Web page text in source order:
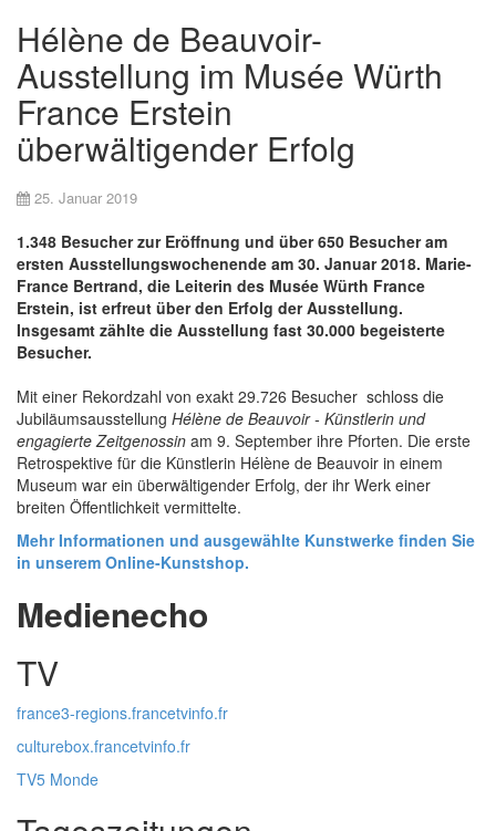
Hélène de Beauvoir-
Ausstellung im Musée Würth
France Erstein
überwältigender Erfolg
25. Januar 2019
1.348 Besucher zur Eröffnung und über 650 Besucher am
ersten Ausstellungswochenende am 30. Januar 2018. Marie-
France Bertrand, die Leiterin des Musée Würth France
Erstein, ist erfreut über den Erfolg der Ausstellung.
Insgesamt zählte die Ausstellung fast 30.000 begeisterte
Besucher.
Mit einer Rekordzahl von exakt 29.726 Besucher schloss die
Jubiläumsausstellung Hélène de Beauvoir - Künstlerin und
engagierte Zeitgenossin am 9. September ihre Pforten. Die erste
Retrospektive für die Künstlerin Hélène de Beauvoir in einem
Museum war ein überwältigender Erfolg, der ihr Werk einer
breiten Öffentlichkeit vermittelte.
Mehr Informationen und ausgewählte Kunstwerke finden Sie
in unserem Online-Kunstshop.
Medienecho
TV
france3-regions.francetvinfo.fr
culturebox.francetvinfo.fr
TV5 Monde